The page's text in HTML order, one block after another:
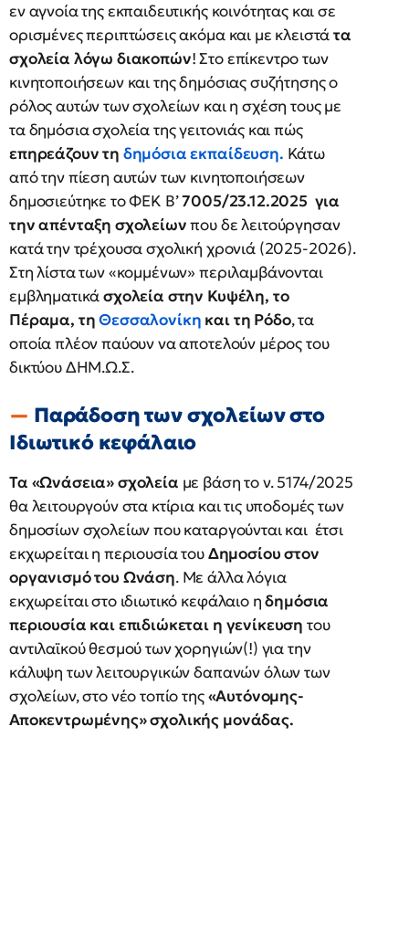
εν αγνοία της εκπαιδευτικής κοινότητας και σε
ορισμένες περιπτώσεις ακόμα και με κλειστάτα
σχολεία λόγω διακοπών! Στο επίκεντρο των
κινητοποιήσεων και της δημόσιας συζήτησης ο
ρόλος αυτών των σχολείων και η σχέση τους με
τα δημόσια σχολεία της γειτονιάς και πώς
επηρεάζουν τη δημόσια εκπαίδευση. Κάτω
από την πίεση αυτών των κινητοποιήσεων
δημοσιεύτηκε το ΦΕΚ Β’7005/23.12.2025 για
την απένταξη σχολείωνπου δε λειτούργησαν
κατά την τρέχουσα σχολική χρονιά (2025-2026).
Στη λίστα των «κομμένων» περιλαμβάνονται
εμβληματικάσχολεία στην Κυψέλη, το
Πέραμα, τηΘεσσαλονίκη και τη Ρόδο, τα
οποία πλέον παύουν να αποτελούν μέρος του
δικτύου ΔΗΜ.Ω.Σ.
Παράδοση των σχολείων στο
Ιδιωτικό κεφάλαιο
Τα «Ωνάσεια» σχολεία με βάση το ν. 5174/2025
θα λειτουργούν στα κτίρια και τις υποδομές των
δημοσίων σχολείων που καταργούνται και έτσι
εκχωρείται η περιουσία τουΔημοσίου στον
οργανισμό του Ωνάση. Με άλλα λόγια
εκχωρείται στο ιδιωτικό κεφάλαιο ηδημόσια
περιουσία και επιδιώκεται η γενίκευση του
αντιλαϊκού θεσμού των χορηγιών(!) για την
κάλυψη των λειτουργικών δαπανών όλων των
σχολείων, στο νέο τοπίο της«Αυτόνομης-
Αποκεντρωμένης» σχολικής μονάδας.